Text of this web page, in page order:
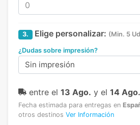
3. Elige personalizar: (Min. 5
¿Dudas sobre impresión?
Sin impresión
entre el 13 Ago. y el 14 Ago.
Fecha estimada para entregas en
otros destinos Ver Información